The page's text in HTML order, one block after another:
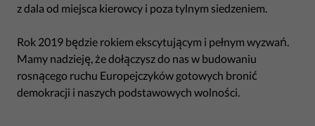
z dala od miejsca kierowcy i poza tylnym siedzeniem.
Rok 2019 będzie rokiem ekscytującym i pełnym wyzwań.
Mamy nadzieję, że dołączysz do nas w budowaniu
rosnącego ruchu Europejczyków gotowych bronić
demokracji i naszych podstawowych wolności.